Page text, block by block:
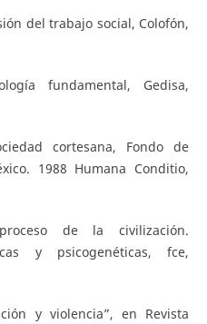
del trabajo social, Colofón,
fundamental, Gedisa,
cortesana, Fondo de
1988 Humana Conditio,
de la civilización.
y psicogenéticas, fce,
y violencia”, en Revista